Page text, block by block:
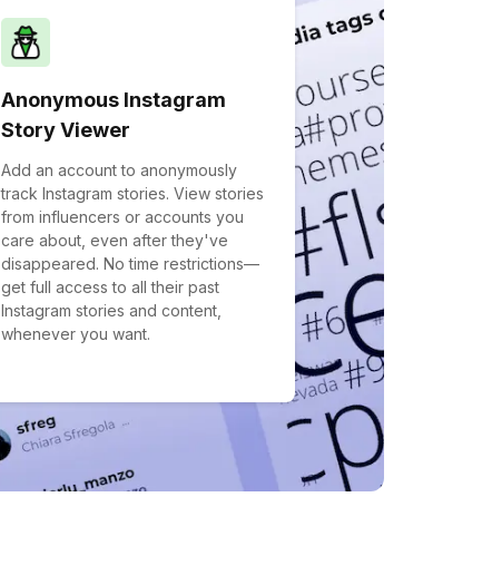
Anonymous Instagram
Story Viewer
Add an account to anonymously
track Instagram stories. View stories
from influencers or accounts you
care about, even after they've
disappeared. No time restrictions—
get full access to all their past
Instagram stories and content,
whenever you want.